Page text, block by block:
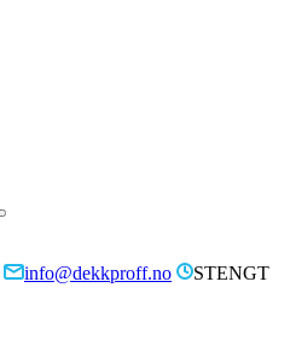
info@dekkproff.no
STENGT